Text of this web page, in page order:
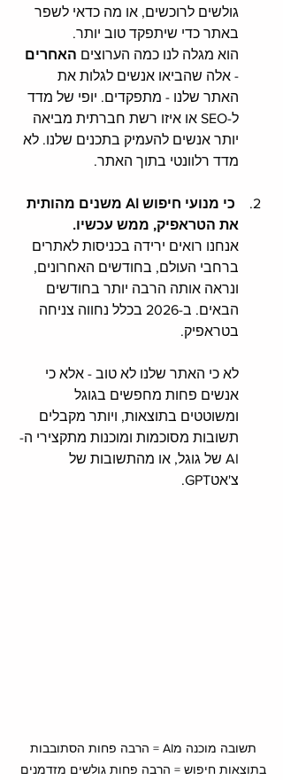
גולשים לרוכשים, או מה כדאי לשפר
באתר כדי שיתפקד טוב יותר.
הוא מגלה לנו כמה הערוצים האחרים
- אלה שהביאו אנשים לגלות את
האתר שלנו - מתפקדים. יופי של מדד
ל-SEO או איזו רשת חברתית מביאה
יותר אנשים להעמיק בתכנים שלנו. לא
מדד רלוונטי בתוך האתר.
כי מנועי חיפוש AI משנים מהותית
את הטראפיק, ממש עכשיו.
אנחנו רואים ירידה בכניסות לאתרים
ברחבי העולם, בחודשים האחרונים,
ונראה אותה הרבה יותר בחודשים
הבאים. ב-2026 בכלל נחווה צניחה
בטראפיק.
לא כי האתר שלנו לא טוב - אלא כי
אנשים פחות מחפשים בגוגל
ומשוטטים בתוצאות, ויותר מקבלים
תשובות מסוכמות ומוכנות מתקצירי ה-
AI של גוגל, או מהתשובות של
צ'אטGPT.
תשובה מוכנה מAI = הרבה פחות הסתובבות
בתוצאות חיפוש = הרבה פחות גולשים מזדמנים